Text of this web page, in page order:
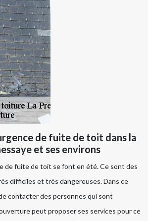
de fuite de toit dans la
et ses environs
de fuite de toit se font en été. Ce sont des
difficiles et très dangereuses. Dans ce
contacter des personnes qui sont
peut proposer ses services pour ce